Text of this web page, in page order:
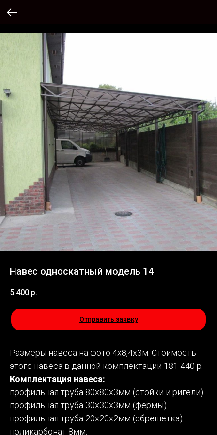
Навес односкатный модель 14
5 400 р.
Отправить заявку
Размеры навеса на фото 4х8,4х3м. Стоимость
этого навеса в данной комплектации 181 440 р.
Комплектация навеса:
профильная труба 80х80х3мм (стойки и ригели)
профильная труба 30х30х3мм (фермы)
профильная труба 20х20х2мм (обрешетка)
поликарбонат 8мм.